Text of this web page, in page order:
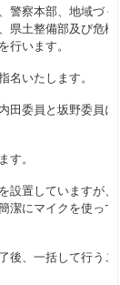
察本部、地域づく
県土整備部及び危機
行います。
いたします。
委員と坂野委員に
す。
置していますが、
潔にマイクを使って
、一括して行うこ